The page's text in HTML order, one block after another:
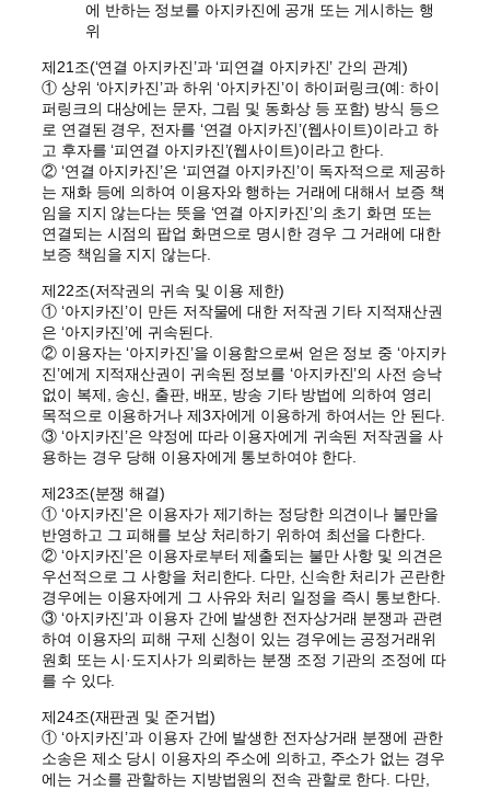
에 반하는 정보를 아지카진에 공개 또는 게시하는 행
위
제21조(‘연결 아지카진’과 ‘피연결 아지카진’ 간의 관계)
① 상위 ‘아지카진’과 하위 ‘아지카진’이 하이퍼링크(예: 하이
퍼링크의 대상에는 문자, 그림 및 동화상 등 포함) 방식 등으
로 연결된 경우, 전자를 ‘연결 아지카진’(웹사이트)이라고 하
고 후자를 ‘피연결 아지카진’(웹사이트)이라고 한다.
② ‘연결 아지카진’은 ‘피연결 아지카진’이 독자적으로 제공하
는 재화 등에 의하여 이용자와 행하는 거래에 대해서 보증 책
임을 지지 않는다는 뜻을 ‘연결 아지카진’의 초기 화면 또는
연결되는 시점의 팝업 화면으로 명시한 경우 그 거래에 대한
보증 책임을 지지 않는다.
제22조(저작권의 귀속 및 이용 제한)
① ‘아지카진’이 만든 저작물에 대한 저작권 기타 지적재산권
은 ‘아지카진’에 귀속된다.
② 이용자는 ‘아지카진’을 이용함으로써 얻은 정보 중 ‘아지카
진’에게 지적재산권이 귀속된 정보를 ‘아지카진’의 사전 승낙
없이 복제, 송신, 출판, 배포, 방송 기타 방법에 의하여 영리
목적으로 이용하거나 제3자에게 이용하게 하여서는 안 된다.
③ ‘아지카진’은 약정에 따라 이용자에게 귀속된 저작권을 사
용하는 경우 당해 이용자에게 통보하여야 한다.
제23조(분쟁 해결)
① ‘아지카진’은 이용자가 제기하는 정당한 의견이나 불만을
반영하고 그 피해를 보상 처리하기 위하여 최선을 다한다.
② ‘아지카진’은 이용자로부터 제출되는 불만 사항 및 의견은
우선적으로 그 사항을 처리한다. 다만, 신속한 처리가 곤란한
경우에는 이용자에게 그 사유와 처리 일정을 즉시 통보한다.
③ ‘아지카진’과 이용자 간에 발생한 전자상거래 분쟁과 관련
하여 이용자의 피해 구제 신청이 있는 경우에는 공정거래위
원회 또는 시·도지사가 의뢰하는 분쟁 조정 기관의 조정에 따
를 수 있다.
제24조(재판권 및 준거법)
① ‘아지카진’과 이용자 간에 발생한 전자상거래 분쟁에 관한
소송은 제소 당시 이용자의 주소에 의하고, 주소가 없는 경우
에는 거소를 관할하는 지방법원의 전속 관할로 한다. 다만,